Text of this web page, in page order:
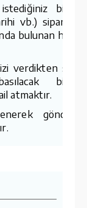
vb.)
bulunan
verdikten
atmaktır.